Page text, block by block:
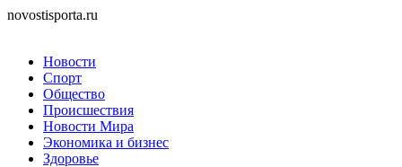
novostisporta.ru
Новости
Спорт
Общество
Происшествия
Новости Мира
Экономика и бизнес
Здоровье